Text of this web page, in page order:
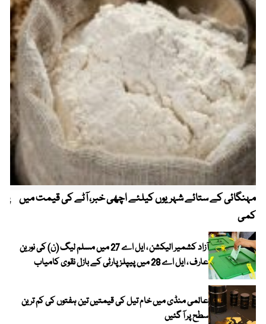
مہنگائی کے ستائے شہریوں کیلئے اچھی خبر، آٹے کی قیمت میں
کمی
آزاد کشمیر الیکشن ، ایل اے 27 میں مسلم لیگ (ن) کی نورین
عارف ، ایل اے 28 میں پیپلز پارٹی کے بازل نقوی کامیاب
عالمی منڈی میں خام تیل کی قیمتیں تین ہفتوں کی کم ترین
سطح پر آ گئیں